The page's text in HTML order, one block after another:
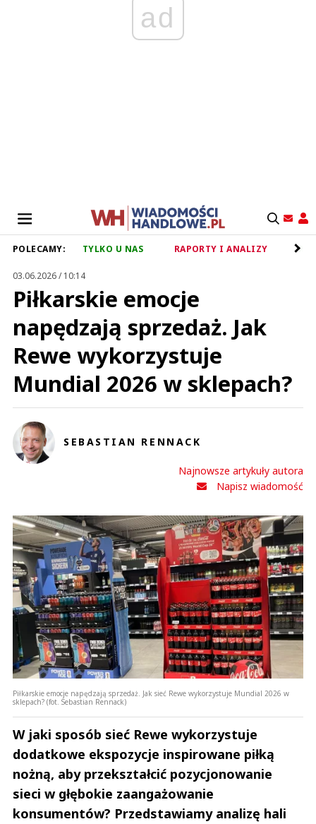
ad
POLECAMY: TYLKO U NAS RAPORTY I ANALIZY
03.06.2026 / 10:14
Piłkarskie emocje
napędzają sprzedaż. Jak
Rewe wykorzystuje
Mundial 2026 w sklepach?
SEBASTIAN RENNACK
Najnowsze artykuły autora
Napisz wiadomość
Piłkarskie emocje napędzają sprzedaż. Jak sieć Rewe wykorzystuje Mundial 2026 w
sklepach? (fot. Sebastian Rennack)
W jaki sposób sieć Rewe wykorzystuje
dodatkowe ekspozycje inspirowane piłką
nożną, aby przekształcić pozycjonowanie
sieci w głębokie zaangażowanie
konsumentów? Przedstawiamy analizę hali